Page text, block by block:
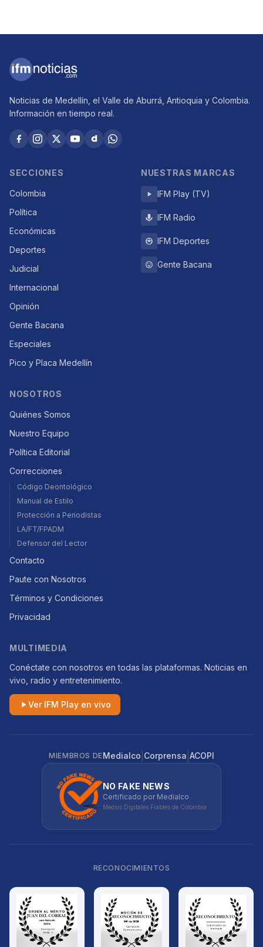
Noticias de Medellín, el Valle de Aburrá, Antioquia y Colombia.
Información en tiempo real.
SECCIONES
Colombia
Política
Económicas
Deportes
Judicial
Internacional
Opinión
Gente Bacana
Especiales
Pico y Placa Medellín
NUESTRAS MARCAS
IFM Play (TV)
IFM Radio
IFM Deportes
Gente Bacana
NOSOTROS
Quiénes Somos
Nuestro Equipo
Política Editorial
Correcciones
Código Deontológico
Manual de Estilo
Protección a Periodistas
LA/FT/FPADM
Defensor del Lector
Contacto
Paute con Nosotros
Términos y Condiciones
Privacidad
MULTIMEDIA
Conéctate con nosotros en todas las plataformas. Noticias en
vivo, radio y entretenimiento.
Ver IFM Play en vivo
MIEMBROS DEMedialco Corprensa ACOPI
NO FAKE NEWS
Certificado por Medialco
Medios Digitales Fiables de Colombia
RECONOCIMIENTOS